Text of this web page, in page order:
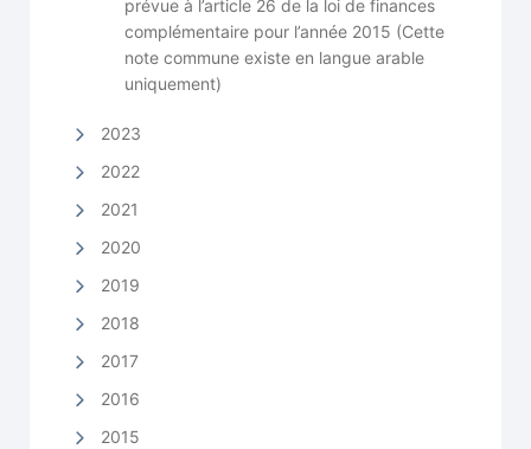
prévue à l’article 26 de la loi de finances
complémentaire pour l’année 2015 (Cette
note commune existe en langue arable
uniquement)
2023
2022
2021
2020
2019
2018
2017
2016
2015